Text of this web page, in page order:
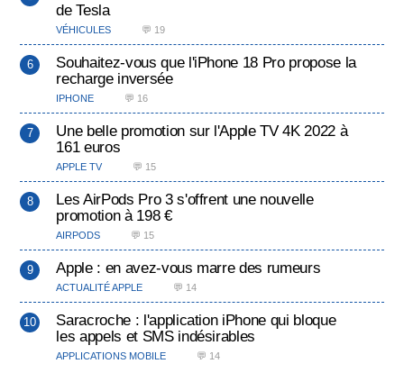
de Tesla
VÉHICULES 💬 19
Souhaitez-vous que l'iPhone 18 Pro propose la
recharge inversée
IPHONE 💬 16
Une belle promotion sur l'Apple TV 4K 2022 à
161 euros
APPLE TV 💬 15
Les AirPods Pro 3 s'offrent une nouvelle
promotion à 198 €
AIRPODS 💬 15
Apple : en avez-vous marre des rumeurs
ACTUALITÉ APPLE 💬 14
Saracroche : l'application iPhone qui bloque
les appels et SMS indésirables
APPLICATIONS MOBILE 💬 14